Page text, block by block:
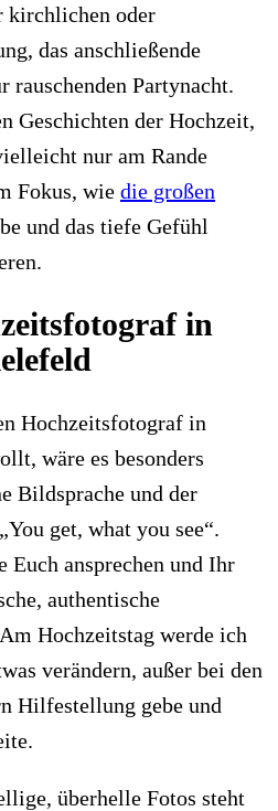
kirchlichen oder
das anschließende
rauschenden Partynacht.
Geschichten der Hochzeit,
nur am Rande
Fokus, wie die großen
und das tiefe Gefühl
in
Hochzeitsfotograf in
wäre es besonders
Bildsprache und der
get, what you see“.
ansprechen und Ihr
authentische
Hochzeitstag werde ich
verändern, außer bei den
Hilfestellung gebe und
überhelle Fotos steht